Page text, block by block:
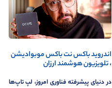
اندروید باکس نت باکس موبوادیشن
، تلویزیون هوشمند ارزان
در دنیای پیشرفته فناوری امروز، لپ تاپ‌ها